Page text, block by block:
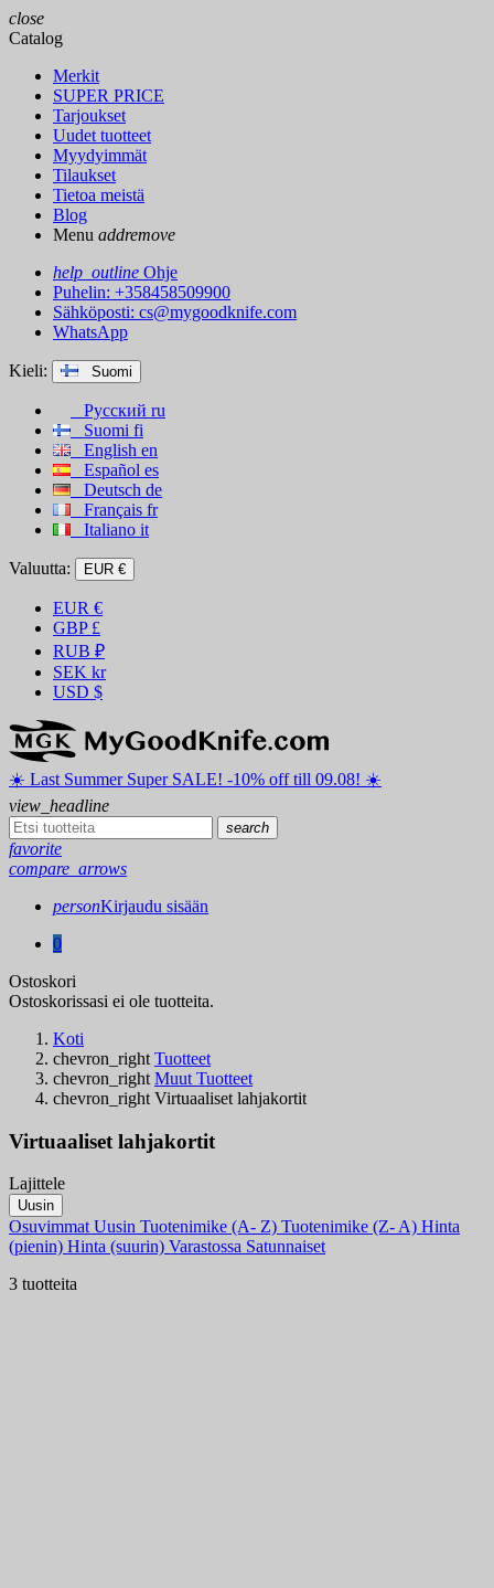
close
Catalog
Merkit
SUPER PRICE
Tarjoukset
Uudet tuotteet
Myydyimmät
Tilaukset
Tietoa meistä
Blog
Menu addremove
help_outline Ohje
Puhelin: +358458509900
Sähköposti: cs@mygoodknife.com
WhatsApp
Kieli: Suomi
Русский ru
Suomi fi
English en
Español es
Deutsch de
Français fr
Italiano it
Valuutta: EUR €
EUR €
GBP £
RUB ₽
SEK kr
USD $
☀️ ️Last Summer Super SALE! -10% off till 09.08! ☀️
view_headline
search
favorite
compare_arrows
personKirjaudu sisään
0
Ostoskori
Ostoskorissasi ei ole tuotteita.
Koti
chevron_right Tuotteet
chevron_right Muut Tuotteet
chevron_right Virtuaaliset lahjakortit
Virtuaaliset lahjakortit
Suodattimet:
Tyhjentä
Varastossa
Lajittele
Uusin
Osuvimmat Uusin Tuotenimike (A- Z) Tuotenimike (Z- A) Hinta
(pienin) Hinta (suurin) Varastossa Satunnaiset
3 tuotteita